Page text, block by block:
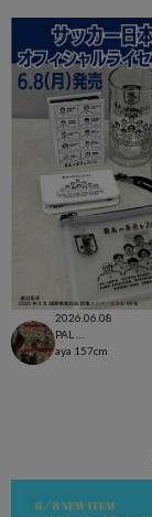
2026.06.08
aya 157cm